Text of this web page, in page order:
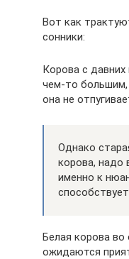
Вот как
сонники:
Корова с давних
чем-то
она не
Однако
корова, надо
именно к
Белая корова во
ожидаются